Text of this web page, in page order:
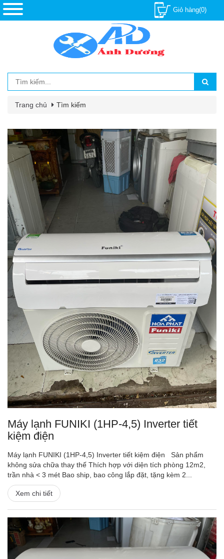
Giỏ hàng(0)
Trang chủ Tìm kiếm
Máy lạnh FUNIKI (1HP-4,5) Inverter tiết
kiệm điện
Máy lạnh FUNIKI (1HP-4,5) Inverter tiết kiệm điện Sản phẩm
không sửa chữa thay thế Thích hợp với diện tích phòng 12m2,
trần nhà < 3 mét Bao ship, bao công lắp đặt, tặng kèm 2...
Xem chi tiết